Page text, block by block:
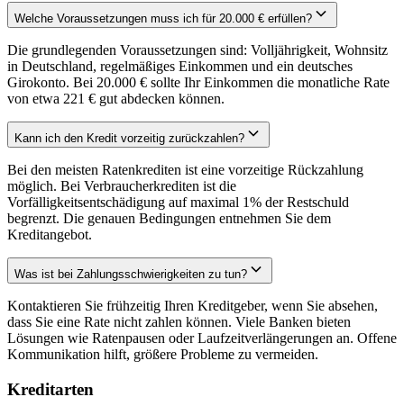
Welche Voraussetzungen muss ich für 20.000 € erfüllen?
Die grundlegenden Voraussetzungen sind: Volljährigkeit, Wohnsitz
in Deutschland, regelmäßiges Einkommen und ein deutsches
Girokonto. Bei 20.000 € sollte Ihr Einkommen die monatliche Rate
von etwa 221 € gut abdecken können.
Kann ich den Kredit vorzeitig zurückzahlen?
Bei den meisten Ratenkrediten ist eine vorzeitige Rückzahlung
möglich. Bei Verbraucherkrediten ist die
Vorfälligkeitsentschädigung auf maximal 1% der Restschuld
begrenzt. Die genauen Bedingungen entnehmen Sie dem
Kreditangebot.
Was ist bei Zahlungsschwierigkeiten zu tun?
Kontaktieren Sie frühzeitig Ihren Kreditgeber, wenn Sie absehen,
dass Sie eine Rate nicht zahlen können. Viele Banken bieten
Lösungen wie Ratenpausen oder Laufzeitverlängerungen an. Offene
Kommunikation hilft, größere Probleme zu vermeiden.
Kreditarten